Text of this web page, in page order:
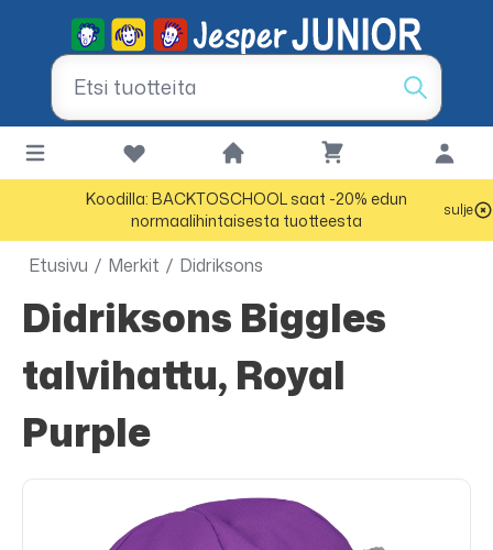
Koodilla: BACKTOSCHOOL saat -20% edun
normaalihintaisesta tuotteesta
sulje
Etusivu / Merkit / Didriksons
Didriksons Biggles
talvihattu, Royal
Purple